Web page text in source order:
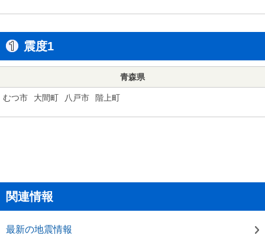
震度1
青森県
むつ市 大間町 八戸市 階上町
関連情報
最新の地震情報